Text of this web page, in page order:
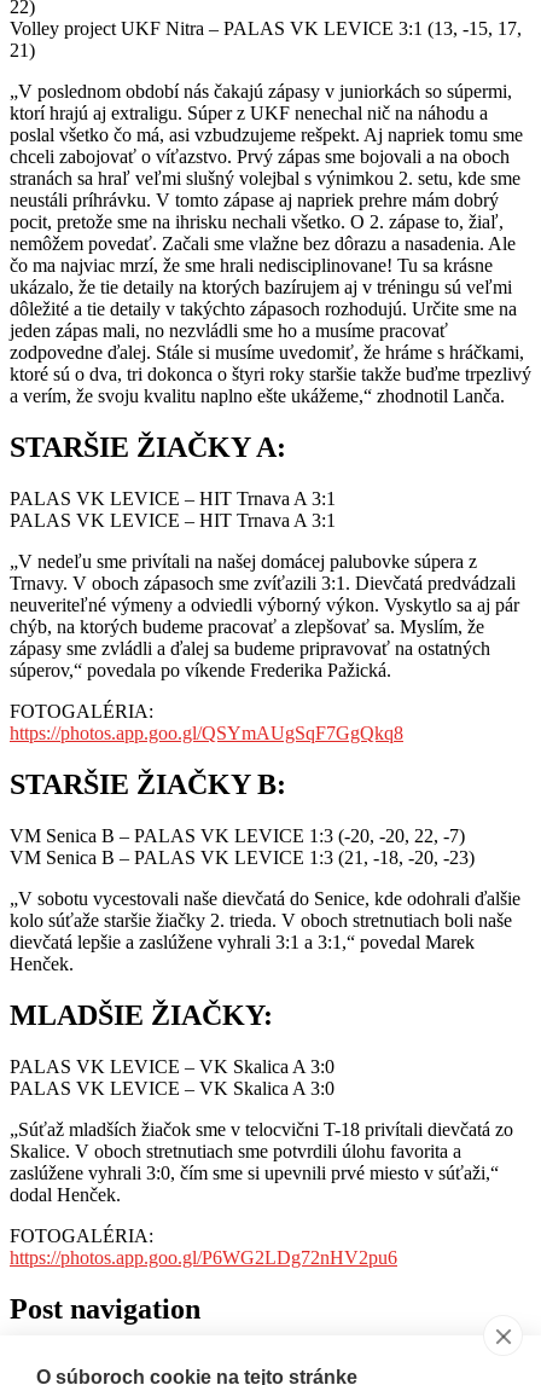
22)
Volley project UKF Nitra – PALAS VK LEVICE 3:1 (13, -15, 17,
21)
„V poslednom období nás čakajú zápasy v juniorkách so súpermi,
ktorí hrajú aj extraligu. Súper z UKF nenechal nič na náhodu a
poslal všetko čo má, asi vzbudzujeme rešpekt. Aj napriek tomu sme
chceli zabojovať o víťazstvo. Prvý zápas sme bojovali a na oboch
stranách sa hraľ veľmi slušný volejbal s výnimkou 2. setu, kde sme
neustáli príhrávku. V tomto zápase aj napriek prehre mám dobrý
pocit, pretože sme na ihrisku nechali všetko. O 2. zápase to, žiaľ,
nemôžem povedať. Začali sme vlažne bez dôrazu a nasadenia. Ale
čo ma najviac mrzí, že sme hrali nedisciplinovane! Tu sa krásne
ukázalo, že tie detaily na ktorých bazírujem aj v tréningu sú veľmi
dôležité a tie detaily v takýchto zápasoch rozhodujú. Určite sme na
jeden zápas mali, no nezvládli sme ho a musíme pracovať
zodpovedne ďalej. Stále si musíme uvedomiť, že hráme s hráčkami,
ktoré sú o dva, tri dokonca o štyri roky staršie takže buďme trpezlivý
a verím, že svoju kvalitu naplno ešte ukážeme,“ zhodnotil Lanča.
STARŠIE ŽIAČKY A:
PALAS VK LEVICE – HIT Trnava A 3:1
PALAS VK LEVICE – HIT Trnava A 3:1
„V nedeľu sme privítali na našej domácej palubovke súpera z
Trnavy. V oboch zápasoch sme zvíťazili 3:1. Dievčatá predvádzali
neuveriteľné výmeny a odviedli výborný výkon. Vyskytlo sa aj pár
chýb, na ktorých budeme pracovať a zlepšovať sa. Myslím, že
zápasy sme zvládli a ďalej sa budeme pripravovať na ostatných
súperov,“ povedala po víkende Frederika Pažická.
FOTOGALÉRIA:
https://photos.app.goo.gl/QSYmAUgSqF7GgQkq8
STARŠIE ŽIAČKY B:
VM Senica B – PALAS VK LEVICE 1:3 (-20, -20, 22, -7)
VM Senica B – PALAS VK LEVICE 1:3 (21, -18, -20, -23)
„V sobotu vycestovali naše dievčatá do Senice, kde odohrali ďalšie
kolo súťaže staršie žiačky 2. trieda. V oboch stretnutiach boli naše
dievčatá lepšie a zaslúžene vyhrali 3:1 a 3:1,“ povedal Marek
Henček.
MLADŠIE ŽIAČKY:
PALAS VK LEVICE – VK Skalica A 3:0
PALAS VK LEVICE – VK Skalica A 3:0
„Súťaž mladších žiačok sme v telocvični T-18 privítali dievčatá zo
Skalice. V oboch stretnutiach sme potvrdili úlohu favorita a
zaslúžene vyhrali 3:0, čím sme si upevnili prvé miesto v súťaži,“
dodal Henček.
FOTOGALÉRIA:
https://photos.app.goo.gl/P6WG2LDg72nHV2pu6
Post navigation
O súboroch cookie na tejto stránke